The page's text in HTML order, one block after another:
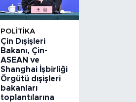
POLITIKA
Çin Dışişleri
Bakanı, Çin-
ASEAN ve
Shanghai İşbirliği
Örgütü dışişleri
bakanları
toplantılarına